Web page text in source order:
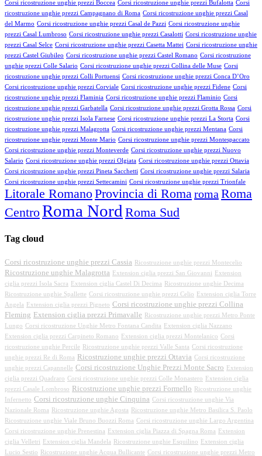
Corsi ricostruzione unghie prezzi Boccea Corsi ricostruzione unghie prezzi Bufalotta Corsi
ricostruzione unghie prezzi Campagnano di Roma Corsi ricostruzione unghie prezzi Casal
del Marmo Corsi ricostruzione unghie prezzi Casal de Pazzi Corsi ricostruzione unghie
prezzi Casal Lumbroso Corsi ricostruzione unghie prezzi Casalotti Corsi ricostruzione unghie
prezzi Casal Selce Corsi ricostruzione unghie prezzi Casetta Mattei Corsi ricostruzione unghie
prezzi Castel Giubileo Corsi ricostruzione unghie prezzi Castel Romano Corsi ricostruzione
unghie prezzi Colle Salario Corsi ricostruzione unghie prezzi Collina delle Muse Corsi
ricostruzione unghie prezzi Colli Portuensi Corsi ricostruzione unghie prezzi Conca D’Oro
Corsi ricostruzione unghie prezzi Corviale Corsi ricostruzione unghie prezzi Fidene Corsi
ricostruzione unghie prezzi Flaminia Corsi ricostruzione unghie prezzi Flaminio Corsi
ricostruzione unghie prezzi Garbatella Corsi ricostruzione unghie prezzi Grotta Rossa Corsi
ricostruzione unghie prezzi Isola Farnese Corsi ricostruzione unghie prezzi La Storta Corsi
ricostruzione unghie prezzi Malagrotta Corsi ricostruzione unghie prezzi Mentana Corsi
ricostruzione unghie prezzi Monte Mario Corsi ricostruzione unghie prezzi Montespaccato
Corsi ricostruzione unghie prezzi Monteverde Corsi ricostruzione unghie prezzi Nuovo
Salario Corsi ricostruzione unghie prezzi Olgiata Corsi ricostruzione unghie prezzi Ottavia
Corsi ricostruzione unghie prezzi Pineta Sacchetti Corsi ricostruzione unghie prezzi Salaria
Corsi ricostruzione unghie prezzi Settecamini Corsi ricostruzione unghie prezzi Trionfale
Litorale RomanoProvincia di RomaromaRoma
CentroRoma Nord Roma Sud
Tag cloud
Corsi ricostruzione unghie prezzi Cassia Ricostruzione unghie prezzi Montecelio
Ricostruzione unghie Malagrotta Extension ciglia prezzi San Giovanni
Extension
ciglia prezzi Isola Sacra
Extension ciglia Castel Di Decima
Ricostruzione unghie Decima
Ricostruzione unghie Spallette Corsi ricostruzione unghie prezzi Celio
Extension ciglia Torre
Angela
Extension ciglia prezzi Pigneto Corsi ricostruzione unghie prezzi Collina
Fleming Extension ciglia prezzi Primavalle
Ricostruzione unghie prezzi Metro Ponte
Lungo Corsi ricostruzione Unghie Metro Fontana Candita
Extension ciglia Nazzano
Extension ciglia prezzi Carpineto Romano
Extension ciglia prezzi Montelanico Corsi
ricostruzione unghie Percile
Ricostruzione unghie prezzi Valle Santa Corsi ricostruzione
unghie prezzi Re di Roma
Ricostruzione unghie prezzi Ottavia Corsi ricostruzione
unghie prezzi Capannelle Corsi ricostruzione Unghie Prezzi Monte Sacro
Extension
ciglia prezzi Quadraro Corsi ricostruzione unghie prezzi Colle Monastero
Extension ciglia
prezzi Casale Lombroso
Ricostruzione unghie prezzi Formello
Ricostruzione unghie
Infernetto Corsi ricostruzione unghie Cinquina Corsi ricostruzione unghie Via
Nazionale Roma
Ricostruzione unghie Agosta
Ricostruzione unghie Metro Basilica S. Paolo
Ricostruzione unghie Viale Bruno Buozzi Roma Corsi ricostruzione unghie Largo Argentina
Corsi ricostruzione unghie Prenestina
Extension ciglia Piazza di Spagna Roma
Extension
ciglia Velletri
Extension ciglia Mandela Ricostruzione unghie Esquilino
Extension ciglia
Lucio Sestio
Ricostruzione unghie Acqua Bullicante Corsi ricostruzione unghie prezzi Metro